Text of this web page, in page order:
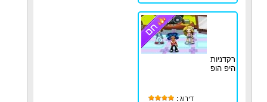
רקדניות
היפ הופ
דירוג :